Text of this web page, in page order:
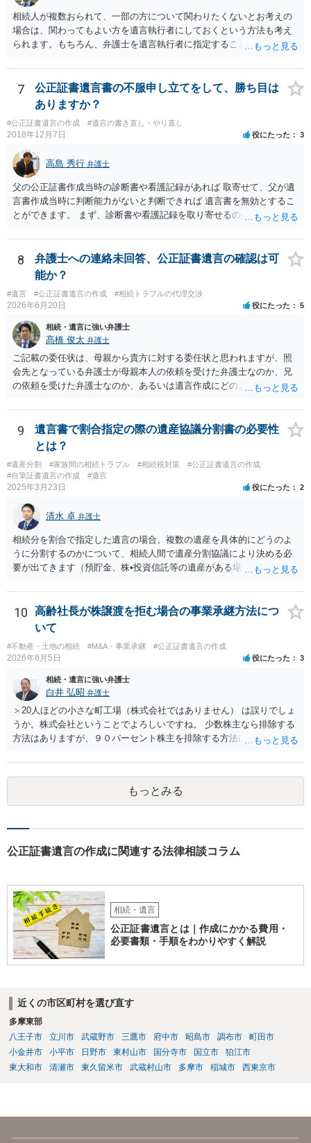
相続人が複数おられて、一部の方について関わりたくないとお考えの
場合は、関わってもよい方を遺言執行者にしておくという方法も考え
られます。もちろん、弁護士を遺言執行者に指定することもできます
方に再委任の権限を付与しておくという方法もあります。 一度、弁護
士に直接ご相談されることをお勧めいたします。
7
公正証書遺言書の不服申し立てをして、勝ち目は
ありますか？
#公正証書遺言の作成 #遺言の書き直し・やり直し
2018年12月7日 役にたった 3
高島 秀行 弁護士
父の公正証書作成当時の診断書や看護記録があれば 取寄せて、父が遺
言書作成当時に判断能力がないと判断できれば 遺言書を無効とするこ
とができます。 まず、診断書や看護記録を取り寄せるのが重要となり
いと思います。
8
弁護士への連絡未回答、公正証書遺言の確認は可
能か？
#遺言 #公正証書遺言の作成 #相続トラブルの代理交渉
2026年6月20日 役にたった 5
相続・遺言に強い弁護士
髙橋 俊太 弁護士
ご記載の委任状は、母親から貴方に対する委任状と思われますが、照
会先となっている弁護士が母親本人の依頼を受けた弁護士なのか、兄
の依頼を受けた弁護士なのか、あるいは遺言作成にどのような立場で
と思われます。 仮に、その弁護士が母親本人から依頼を受けているの
であれば、母親本人に対する報告義務が問題となります。母親が貴方
に一任する旨を明確に伝えており、委任状の内容にも、弁護士との連
絡、進捗確認、公正証書遺言の作成有無や控えの確認等が含まれてい
るのであれば、貴方から進捗状況等の説明を求める余地はあります。
他方で、その弁護士が兄の依頼を受けた弁護士である場合には、兄の
況を報告する義務があるとは限りません。また、親族間で利害対立が
ある可能性がある場合、守秘義務や本人意思確認の観点から、委任状
があるとしても直ちに内容を開示しないこともあり得ます。 公正証書
遺言が作成済みである場合でも、生前にその存在や内容を誰に開示す
るかは、基本的には遺言者本人の意思による問題です。まずは、母親
無・内容について説明してよい」旨を明確に伝えてもらい、委任状の
写しを添付して、期限を区切って書面で回答を求めることが考えられ
ます。それでも回答がない場合には、母親本人の意思能力や真意、兄
による不当な関与の有無も含めて、別の弁護士に資料（遺言書案、委
任状、母親の発言内容、弁護士との連絡履歴、兄とのやり取り等）を
示して相談した方がよいように思います。
9
遺言書で割合指定の際の遺産協議分割書の必要性
とは？
#遺産分割 #家族間の相続トラブル #相続税対策
#公正証書遺言の作成
#自筆証書遺言の作成
#遺言
2025年3月23日 役にたった 2
清水 卓 弁護士
相続分を割合で指定した遺言の場合、複数の遺産を具体的にどうのよ
うに分割するのかについて、相続人間で遺産分割協議により決める必
要が出てきます（預貯金、株•投資信託等の遺産がある場合に、どの遺
投資信託は他の相続人にというような分け方をするのか等について
は、相続人間で遺産分割協議により決める必要があります）。
10
高齢社長が株譲渡を拒む場合の事業承継方法につ
いて
#不動産・土地の相続 #M&A・事業承継 #公正証書遺言の作成
2026年6月5日 役にたった 3
相続・遺言に強い弁護士
白井 弘昭 弁護士
＞20人ほどの小さな町工場（株式会社ではありません） は誤りでしょ
うか。株式会社ということでよろしいですね。 少数株主なら排除する
方法はありますが、９０パーセント株主を排除する方法は現実的にあ
るか、家族を説得して承継させるかしかないでしょう。 また、出資者
がいれば、全員で会社を辞めて新たな会社を立ち上げることも考えら
れます。 それか、しばらく我慢して、社長が没した後に相続人から承
継させるしかないように思えます。 私見ながらご参考まで。
もっとみる
公正証書遺言の作成に関連する法律相談コラム
相続・遺言
公正証書遺言とは｜作成にかかる費用・
必要書類・手順をわかりやすく解説
近くの市区町村を選び直す
多摩東部
八王子市
立川市 武蔵野市 三鷹市 府中市 昭島市 調布市
町田市
小金井市
小平市 日野市 東村山市 国分寺市 国立市
狛江市
東大和市
清瀬市 東久留米市 武蔵村山市 多摩市 稲城市 西東京市